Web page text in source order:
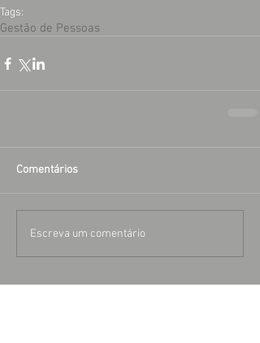
Tags:
Gestão de Pessoas
Comentários
Escreva um comentário